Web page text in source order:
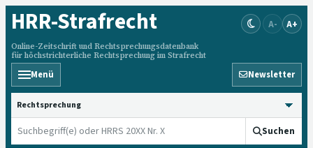
HRR-Strafrecht
Online-Zeitschrift und Rechtsprechungsdatenbank
für höchstrichterliche Rechtsprechung im Strafrecht
A- A+
Menü Newsletter
HRRS durchsuchen
Suchen